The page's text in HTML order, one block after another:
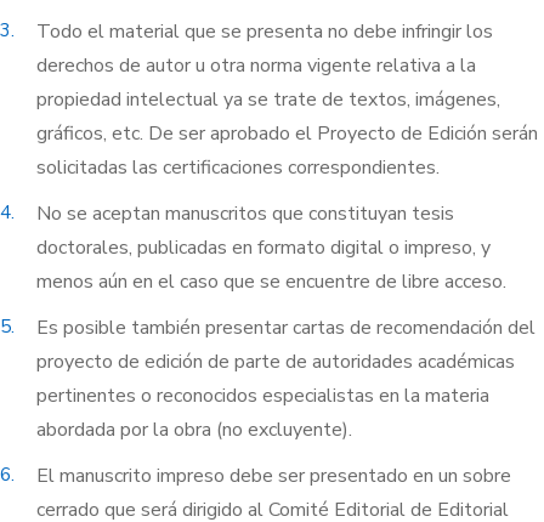
3.
Todo el material que se presenta no debe infringir los
derechos de autor u otra norma vigente relativa a la
propiedad intelectual ya se trate de textos, imágenes,
gráficos, etc. De ser aprobado el Proyecto de Edición serán
solicitadas las certificaciones correspondientes.
4.
No se aceptan manuscritos que constituyan tesis
doctorales, publicadas en formato digital o impreso, y
menos aún en el caso que se encuentre de libre acceso.
5.
Es posible también presentar cartas de recomendación del
proyecto de edición de parte de autoridades académicas
pertinentes o reconocidos especialistas en la materia
abordada por la obra (no excluyente).
6.
El manuscrito impreso debe ser presentado en un sobre
cerrado que será dirigido al Comité Editorial de Editorial